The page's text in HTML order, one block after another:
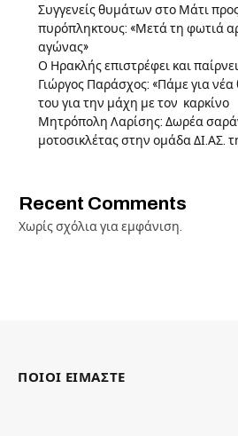
Συγγενείς θυμάτων στο Μάτι
πυρόπληκτους: «Μετά τη φωτιά
αγώνας»
Ο Ηρακλής επιστρέφει και παίρνει
Γιώργος Παράσχος: «Πάμε για
του για την μάχη με τον καρκίνο
Μητρόπολη Λαρίσης: Δωρέα
μοτοσικλέτας στην ομάδα ΔΙ.ΑΣ.
Recent Comments
Χωρίς σχόλια για εμφάνιση.
ΠΟΙΟΙ ΕΙΜΑΣΤΕ